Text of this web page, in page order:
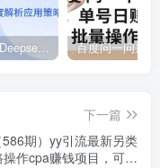
（14280期）Deepseek+多维表格，银行营销新利器，深度解析应用策略，提升营销效果
下一篇
586期）yy引流最新另类
操作cpa赚钱项目，可实